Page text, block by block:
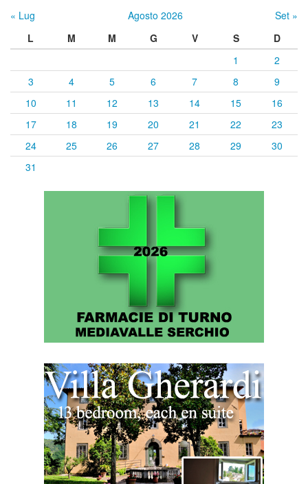
« Lug Agosto 2026
Set »
L
M M G V S
D
1
2
3
4 5 6 7 8
9
10
11 12 13 14 15
16
17
18 19 20 21 22
23
24
25 26 27 28 29
30
31